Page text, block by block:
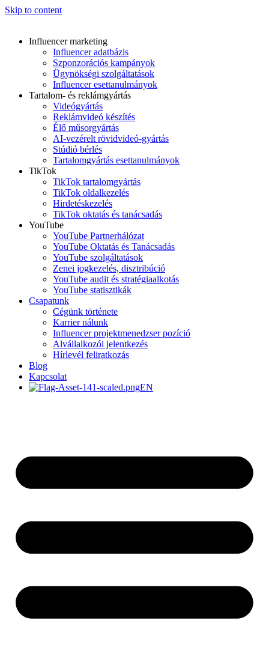
Skip to content
Influencer marketing
Influencer adatbázis
Szponzorációs kampányok
Ügynökségi szolgáltatások
Influencer esettanulmányok
Tartalom- és reklámgyártás
Videógyártás
Reklámvideó készítés
Élő műsorgyártás
AI-vezérelt rövidvideó-gyártás
Stúdió bérlés
Tartalomgyártás esettanulmányok
TikTok
TikTok tartalomgyártás
TikTok oldalkezelés
Hirdetéskezelés
TikTok oktatás és tanácsadás
YouTube
YouTube Partnerhálózat
YouTube Oktatás és Tanácsadás
YouTube szolgáltatások
Zenei jogkezelés, disztribúció
YouTube audit és stratégiaalkotás
YouTube statisztikák
Csapatunk
Cégünk története
Karrier nálunk
Influencer projektmenedzser pozíció
Alvállalkozói jelentkezés
Hírlevél feliratkozás
Blog
Kapcsolat
EN